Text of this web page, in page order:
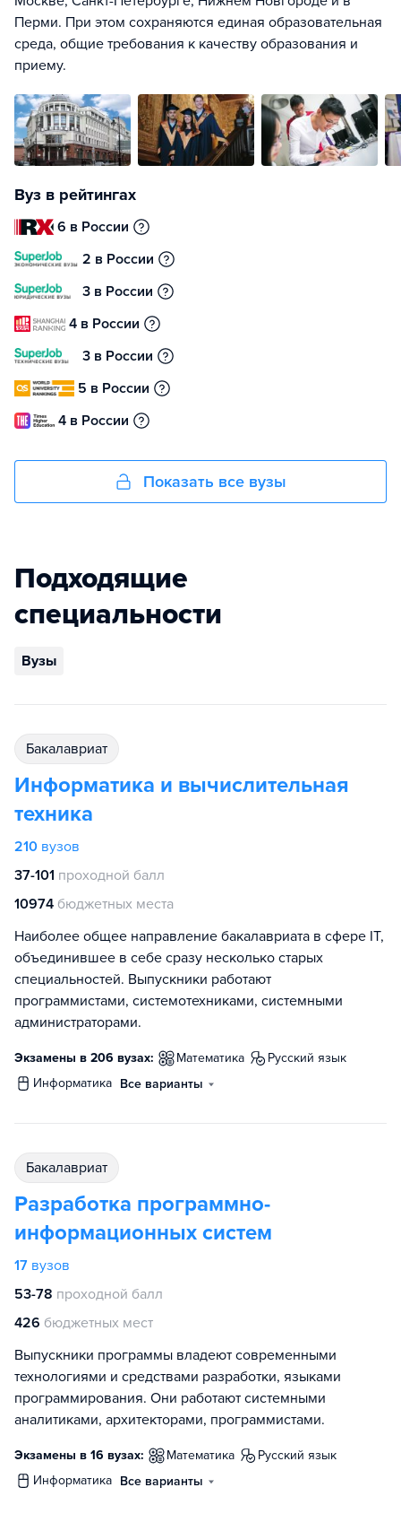
Перми. При этом сохраняются единая образовательная
среда, общие требования к качеству образования и
приему.
Вуз в рейтингах
6 в России
2 в России
3 в России
4 в России
3 в России
5 в России
4 в России
Показать все вузы
Подходящие
специальности
Вузы
бакалавриат
Информатика и вычислительная
техника
210 вузов
37-101 проходной балл
10974 бюджетных места
Наиболее общее направление бакалавриата в сфере IT,
объединившее в себе сразу несколько старых
специальностей. Выпускники работают
программистами, системотехниками, системными
администраторами.
Экзамены в 206 вузах: математика
русский язык
информатика Все варианты
бакалавриат
Разработка программно-
информационных систем
17 вузов
53-78 проходной балл
426 бюджетных мест
Выпускники программы владеют современными
технологиями и средствами разработки, языками
программирования. Они работают системными
аналитиками, архитекторами, программистами.
Экзамены в 16 вузах: математика
русский язык
информатика Все варианты